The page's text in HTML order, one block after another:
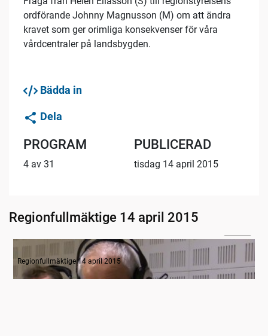
ordförande Johnny Magnusson (M) om att ändra
kravet som ger orimliga konsekvenser för våra
vårdcentraler på landsbygden.
Bädda in
Dela
PROGRAM
4 av 31
PUBLICERAD
tisdag 14 april 2015
Regionfullmäktige 14 april 2015
Radion informerar
Regionfullmäktige 14 april 2015